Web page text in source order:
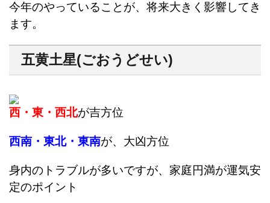
今年のやっていることが、将来大きく影響してき
ます。
五黄土星(ごおうどせい)
西・東・西北が吉方位
西南・東北・東南が、大凶方位
身内のトラブルが多いですが、家庭円満が運気安
定のポイント